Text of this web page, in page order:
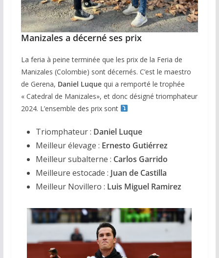
Manizales a décerné ses prix
La feria à peine terminée que les prix de la Feria de
Manizales (Colombie) sont décernés. C’est le maestro
de Gerena, Daniel Luque qui a remporté le trophée
« Catedral de Manizales», et donc désigné triomphateur
2024. L’ensemble des prix sont
Triomphateur : Daniel Luque
Meilleur élevage : Ernesto Gutiérrez
Meilleur subalterne : Carlos Garrido
Meilleure estocade : Juan de Castilla
Meilleur Novillero : Luis Miguel Ramirez